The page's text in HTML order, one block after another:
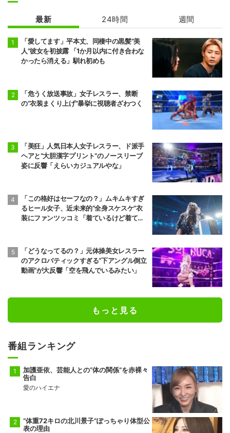
最新 24時間 週間
「愛してます」平本丈、同棲中の黒髪“美
人”彼女を初披露 「1か月以内に付き合わな
かったら消える」馴れ初めも
「危うく放送事故」女子レスラー、禁断
の“衣装まくり上げ”暴挙に視聴者ざわつく
「美狂」人気日本人女子レスラー、ド派手
ヘアと“大胆漢字プリント”のノースリーブ
姿に反響「えらいカジュアルやな」
「この格好はセーフなの？」ムキムキすぎ
るヒール女子、近未来的“全身スケスケ”衣
装にファンツッコミ「着ているけど着てい
「どうなってるの？」元体操美女レスラー
のアクロバティックすぎる“下アングル倒立
動画”が大反響「空を飛んでいるみたい」
もっと見る
番組ランキング
加護亜依、芸能人との“体の関係”を赤裸々
告白
愛のハイエナ
“体重72キロの北川景子”ぽっちゃり体型公
表の理由